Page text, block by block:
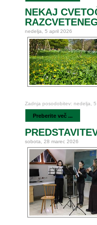
NEKAJ
nedelja, 5 april 2026
Zadnja posodobitev: nedelja,
Preberite več ...
sobota, 28 marec 2026